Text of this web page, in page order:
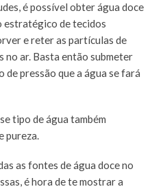
é possível obter água doce
estratégico de tecidos
e reter as partículas de
no ar. Basta então submeter
de pressão que a água se fará
tipo de água também
pureza.
as fontes de água doce no
é hora de te mostrar a